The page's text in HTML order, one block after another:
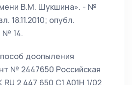
В.М. Шукшина». - №
18.11.2010; опубл.
№ 14.
доопыления
№ 2447650 Российская
2 447 650 С1 А01Н 1/02